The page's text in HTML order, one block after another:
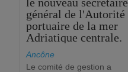
général de l'Autorité
portuaire de la mer
Adriatique centrale.
Ancône
Le comité de gestion a